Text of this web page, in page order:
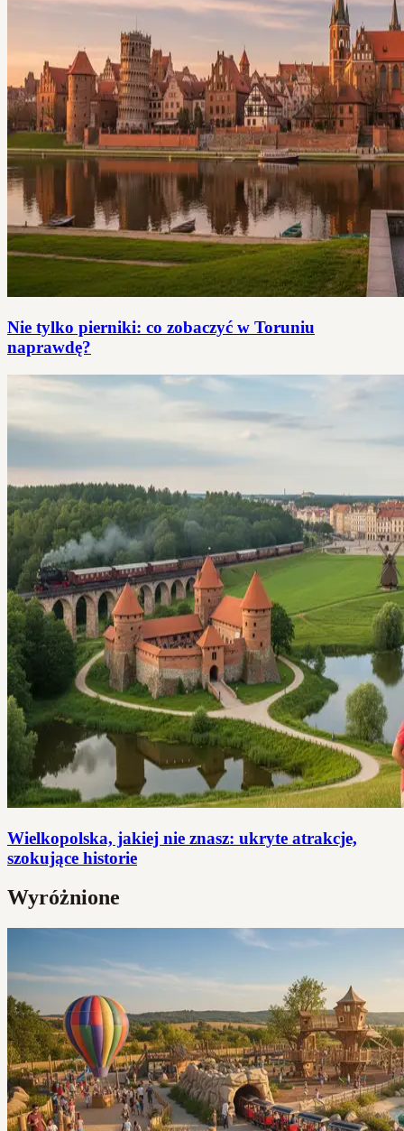
Nie tylko pierniki: co zobaczyć w Toruniu
naprawdę?
Wielkopolska, jakiej nie znasz: ukryte atrakcje,
szokujące historie
Wyróżnione